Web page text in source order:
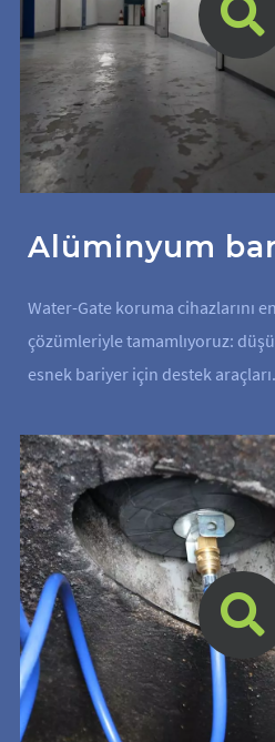
Alüminyum
Water-Gate koruma cihazlarını
çözümleriyle tamamlıyoruz:
esnek bariyer için destek araçları.